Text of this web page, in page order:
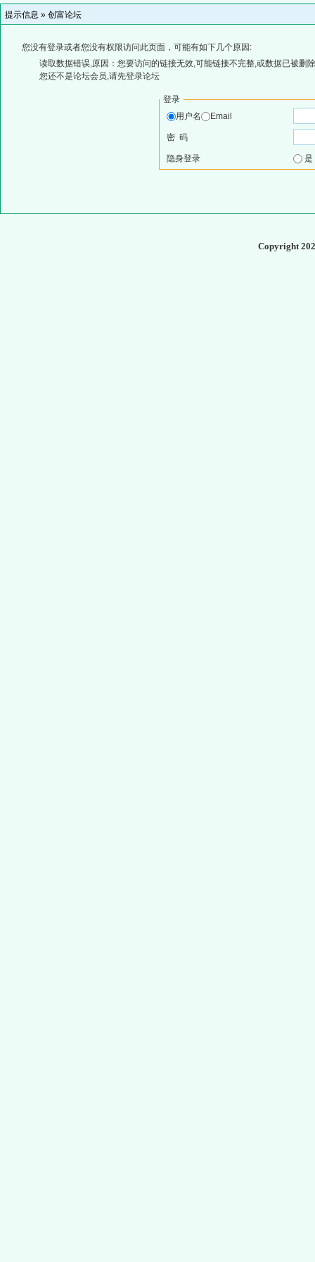
提示信息 » 创富论坛
您没有登录或者您没有权限访问此页面，可能有如下几个原因:
读取数据错误,原因：您要访问的链接无效,可能链接不完整,或数据已被删
您还不是论坛会员,请先登录论坛
登录
用户名
Email
密 码
隐身登录
Copyright